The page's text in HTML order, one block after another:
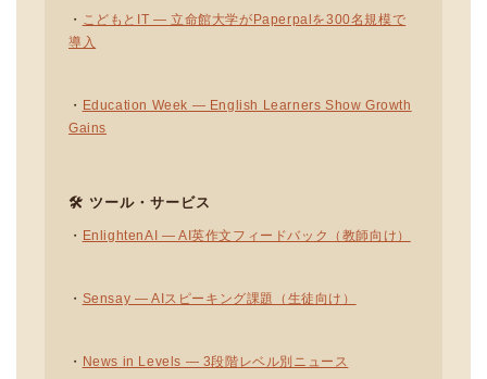
・ こどもとIT — 立命館大学がPaperpalを300名規模で
導入
・ Education Week — English Learners Show Growth
Gains
🛠 ツール・サービス
・ EnlightenAI — AI英作文フィードバック（教師向け）
・ Sensay — AIスピーキング課題（生徒向け）
・ News in Levels — 3段階レベル別ニュース